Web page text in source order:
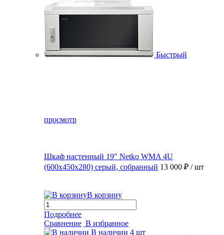
Быстрый
просмотр
Шкаф настенный 19″ Netko WMA 4U
(600x450x280) серый, собранный 13 000 ₽ / шт
В корзину
Подробнее
Сравнение В избранное
В наличии 4 шт